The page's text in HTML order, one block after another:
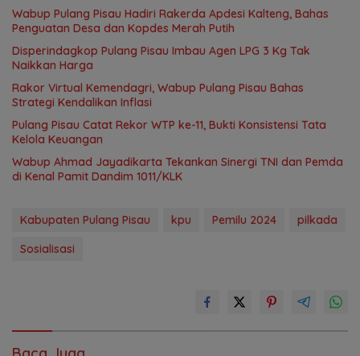
Wabup Pulang Pisau Hadiri Rakerda Apdesi Kalteng, Bahas
Penguatan Desa dan Kopdes Merah Putih
Disperindagkop Pulang Pisau Imbau Agen LPG 3 Kg Tak
Naikkan Harga
Rakor Virtual Kemendagri, Wabup Pulang Pisau Bahas
Strategi Kendalikan Inflasi
Pulang Pisau Catat Rekor WTP ke-11, Bukti Konsistensi Tata
Kelola Keuangan
Wabup Ahmad Jayadikarta Tekankan Sinergi TNI dan Pemda
di Kenal Pamit Dandim 1011/KLK
Kabupaten Pulang Pisau kpu Pemilu 2024
pilkada
Sosialisasi